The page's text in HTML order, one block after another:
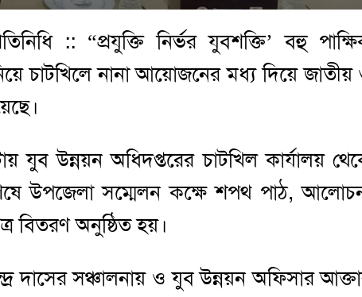
:: “প্রযুক্তি নির্ভর যুবশক্তি’ বহু
চাটখিলে নানা আয়োজনের মধ্য দিয়ে জাতীয়
উন্নয়ন অধিদপ্তরের চাটখিল কার্যালয়
উপজেলা সম্মেলন কক্ষে শপথ পাঠ,
বিতরণ অনুষ্ঠিত হয়।
দাসের সঞ্চালনায় ও যুব উন্নয়ন অফিসার